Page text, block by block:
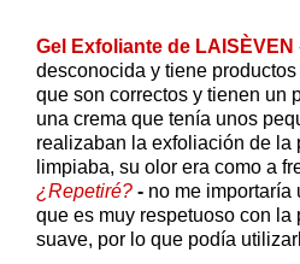
Gel Exfoliante de LAISÈVEN
desconocida y tiene
que son correctos y tienen un
una crema que tenía unos
realizaban la exfoliación de la
limpiaba, su olor era como a
¿Repetiré? - no me importaría
que es muy respetuoso con
suave, por lo que podía